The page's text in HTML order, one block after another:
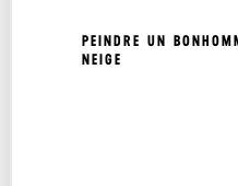
PEINDRE UN
NEIGE